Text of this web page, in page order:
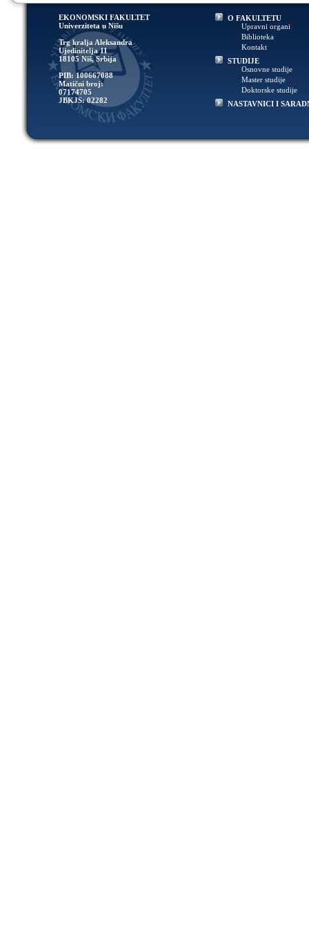
EKONOMSKI FAKULTET
Univerziteta u Nišu
Trg kralja Aleksandra
Ujedinitelja 11
18105 Niš, Srbija
PIB: 100667088
Matični broj:
07174705
JBKJS: 02282
O FAKULTETU
Upravni organi
Biblioteka
Kontakt
STUDIJE
Osnovne studije
Master studije
Doktorske studije
NASTAVNICI I